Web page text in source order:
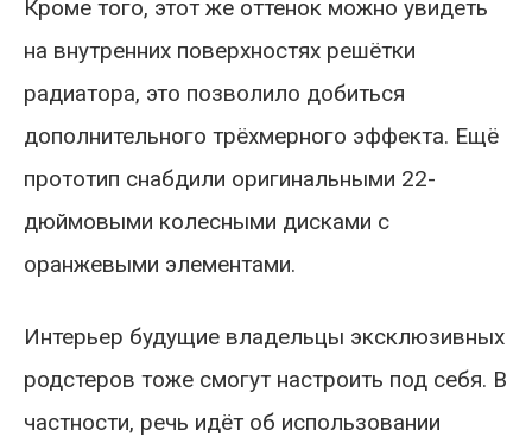
Кроме того, этот же оттенок можно увидеть
на внутренних поверхностях решётки
радиатора, это позволило добиться
дополнительного трёхмерного эффекта. Ещё
прототип снабдили оригинальными 22-
дюймовыми колесными дисками с
оранжевыми элементами.
Интерьер будущие владельцы эксклюзивных
родстеров тоже смогут настроить под себя. В
частности, речь идёт об использовании